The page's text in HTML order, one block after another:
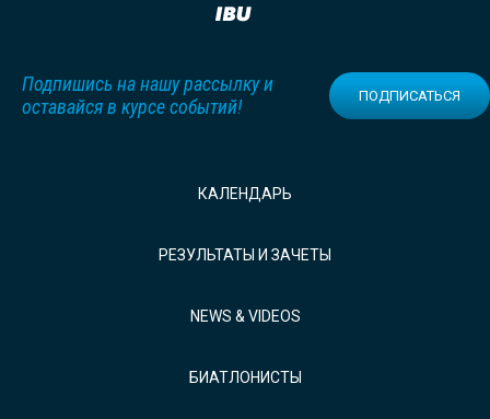
Подпишись на нашу рассылку и
оставайся в курсе событий!
ПОДПИСАТЬСЯ
КАЛЕНДАРЬ
РЕЗУЛЬТАТЫ И ЗАЧЕТЫ
NEWS & VIDEOS
БИАТЛОНИСТЫ